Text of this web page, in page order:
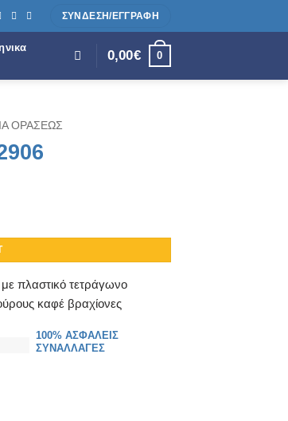
ΣΥΝΔΕΣΗ/ΕΓΓΡΑΦΗ
0,00€ 0
ΟΡΑΣΕΩΣ
πλαστικό τετράγωνο
καφέ βραχίονες
100% ΑΣΦΑΛΕΙΣ
ΣΥΝΑΛΛΑΓΕΣ